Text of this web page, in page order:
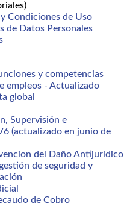
Condiciones de Uso
de Datos Personales
y competencias
empleos - Actualizado
global
Supervisión e
(actualizado en junio de
del Daño Antijurídico
de seguridad y
de Cobro